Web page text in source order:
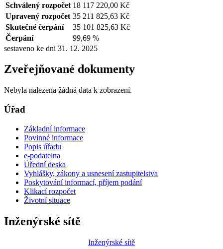
Schválený rozpočet 18 117 220,00 Kč
Upravený rozpočet 35 211 825,63 Kč
Skutečné čerpání
35 101 825,63 Kč
Čerpání
99,69 %
sestaveno ke dni 31. 12. 2025
Zveřejňované dokumenty
Nebyla nalezena žádná data k zobrazení.
Úřad
Základní informace
Povinné informace
Popis úřadu
e-podatelna
Úřední deska
Vyhlášky, zákony a usnesení zastupitelstva
Poskytování informací, příjem podání
Klikací rozpočet
Životní situace
Inženýrské sítě
Inženýrské sítě